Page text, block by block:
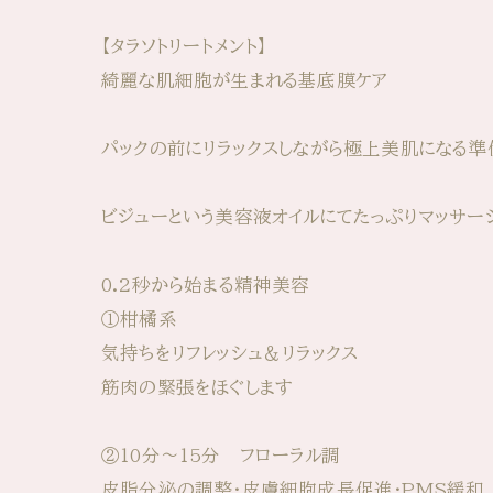
【タラソトリートメント】
綺麗な肌細胞が生まれる基底膜ケア
パックの前にリラックスしながら極上美肌になる
ビジューという美容液オイルにてたっぷりマッサー
0.2秒から始まる精神美容
①柑橘系
気持ちをリフレッシュ＆リラックス
筋肉の緊張をほぐします
②10分〜15分 フローラル調
皮脂分泌の調整・皮膚細胞成長促進・PMS緩和